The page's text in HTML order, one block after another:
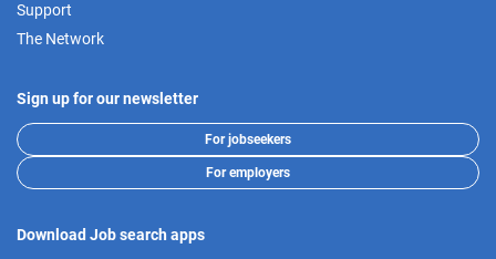
Support
The Network
Sign up for our newsletter
For jobseekers
For employers
Download Job search apps